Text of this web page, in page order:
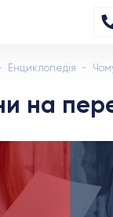
Енциклопедія
на